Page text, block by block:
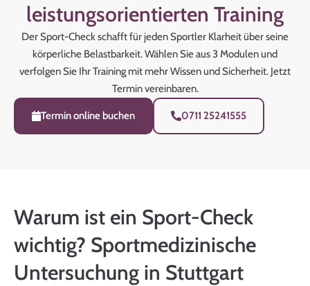
leistungsorientierten Training
Der Sport-Check schafft für jeden Sportler Klarheit über seine
körperliche Belastbarkeit. Wählen Sie aus 3 Modulen und
verfolgen Sie Ihr Training mit mehr Wissen und Sicherheit. Jetzt
Termin vereinbaren.
Termin online buchen 0711 25241555
Warum ist ein Sport-Check
wichtig? Sportmedizinische
Untersuchung in Stuttgart